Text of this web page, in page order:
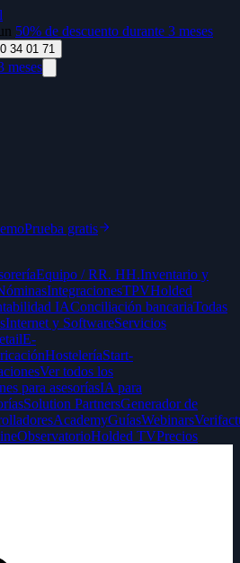
50% de descuento durante 3 meses
34 01 71
meses
Prueba gratis
Equipo / RR. HH.Inventario y
IntegracionesTPVHolded
IAConciliación bancariaTodas
Internet y SoftwareServicios
E-
HosteleríaStart-
Ver todos los
para asesoríasIA para
Solution PartnersGenerador de
AcademyGuíasWebinars
ObservatorioHolded TVPrecios